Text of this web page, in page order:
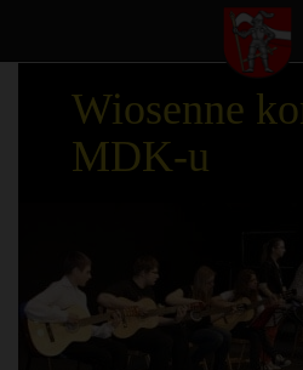
Wiosenne
MDK-u